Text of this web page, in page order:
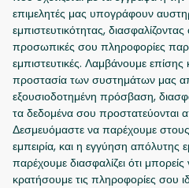
επιμελητές μας υπογράφουν
εμπιστευτικότητας,
προσωπικές σου πληροφορίες
εμπιστευτικές. Λαμβάνουμε
προστασία των συστημάτων μας
εξουσιοδοτημένη πρόσβαση,
τα δεδομένα σου προστατεύονται
Δεσμευόμαστε να παρέχουμε
εμπειρία, και η εγγύηση απόλυτης
παρέχουμε διασφαλίζει ότι
κρατήσουμε τις πληροφορίες σου